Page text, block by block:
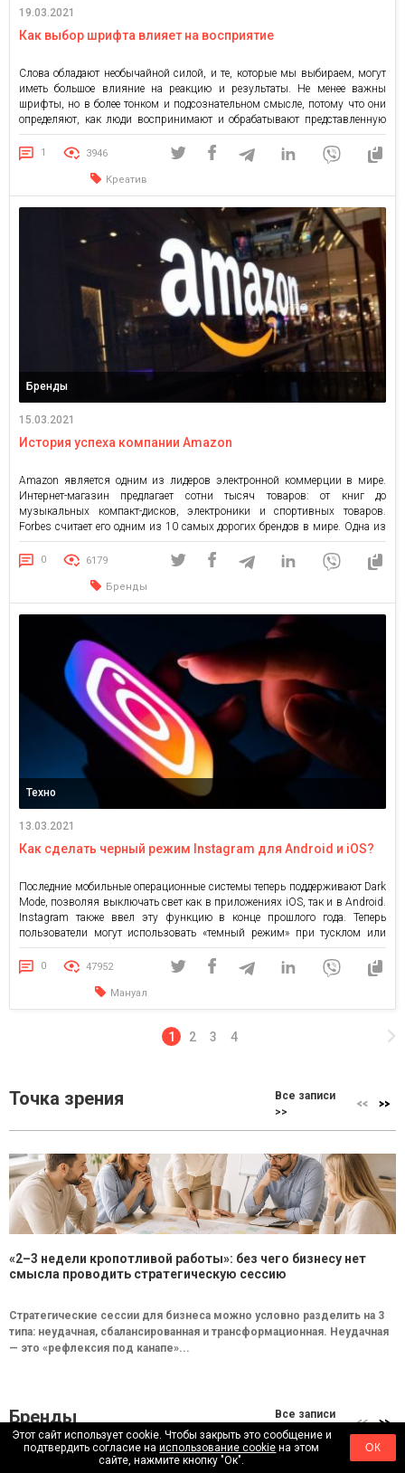
19.03.2021
Как выбор шрифта влияет на восприятие
Слова обладают необычайной силой, и те, которые мы выбираем, могут
иметь большое влияние на реакцию и результаты. Не менее важны
шрифты, но в более тонком и подсознательном смысле, потому что они
определяют, как люди воспринимают и обрабатывают представленную
информацию. Это больше, чем вопрос эстетики. Как показал ряд
научных экспериментов, шрифты могут влиять на то, как […]
1 3946
Креатив
Бренды
15.03.2021
История успеха компании Amazon
Amazon является одним из лидеров электронной коммерции в мире.
Интернет-магазин предлагает сотни тысяч товаров: от книг до
музыкальных компакт-дисков, электроники и спортивных товаров.
Forbes считает его одним из 10 самых дорогих брендов в мире. Одна из
самых сильных сторон Amazon заключается в его способности
продвигать свои продукты на других платформах. Amazon добился
огромной лояльности клиентов, привнес новые функции в […]
0 6179
Бренды
Техно
13.03.2021
Как сделать черный режим Instagram для Android и iOS?
Последние мобильные операционные системы теперь поддерживают Dark
Mode, позволяя выключать свет как в приложениях iOS, так и в Android.
Instagram также ввел эту функцию в конце прошлого года. Теперь
пользователи могут использовать «темный режим» при тусклом или
даже черном как смоль освещении. Что он дает? Темный режим Instagram
(Dark Mode) прост в использовании и отлично […]
0 47952
Мануал
1 2 3 4
Точка зрения
Все записи
>>
«2–3 недели кропотливой работы»: без чего бизнесу нет
смысла проводить стратегическую сессию
Стратегические сессии для бизнеса можно условно разделить на 3
типа: неудачная, сбалансированная и трансформационная. Неудачная
— это «рефлексия под канапе»...
Бренды
Все записи
>>
Этот сайт использует cookie. Чтобы закрыть это сообщение и
подтвердить согласие наиспользование cookie на этом
сайте, нажмите кнопку "Ок".
ОК